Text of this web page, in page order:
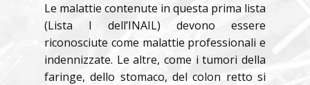
Le malattie contenute in questa prima lista
(Lista I dell’INAIL) devono essere
riconosciute come malattie professionali e
indennizzate. Le altre, come i tumori della
faringe, dello stomaco, del colon retto si